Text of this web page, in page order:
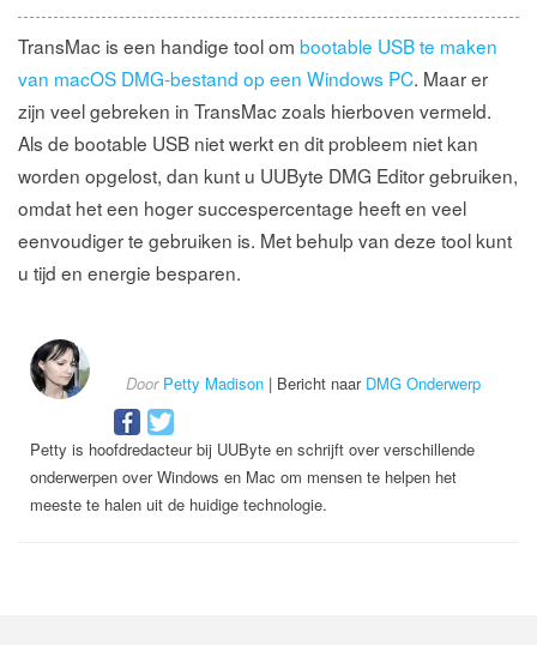
TransMac is een handige tool om bootable USB te maken
van macOS DMG-bestand op een Windows PC. Maar er
zijn veel gebreken in TransMac zoals hierboven vermeld.
Als de bootable USB niet werkt en dit probleem niet kan
worden opgelost, dan kunt u UUByte DMG Editor gebruiken,
omdat het een hoger succespercentage heeft en veel
eenvoudiger te gebruiken is. Met behulp van deze tool kunt
u tijd en energie besparen.
Door Petty Madison | Bericht naar DMG Onderwerp
Petty is hoofdredacteur bij UUByte en schrijft over verschillende
onderwerpen over Windows en Mac om mensen te helpen het
meeste te halen uit de huidige technologie.